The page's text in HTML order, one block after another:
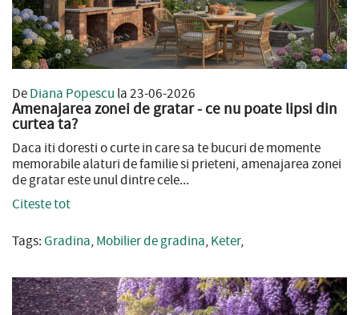
DeDiana Popescu la 23-06-2026
Amenajarea zonei de gratar - ce nu poate lipsi din
curtea ta?
Daca iti doresti o curte in care sa te bucuri de momente
memorabile alaturi de familie si prieteni, amenajarea zonei
de gratar este unul dintre cele...
Citeste tot
Tags: Gradina,Mobilier de gradina,Keter,